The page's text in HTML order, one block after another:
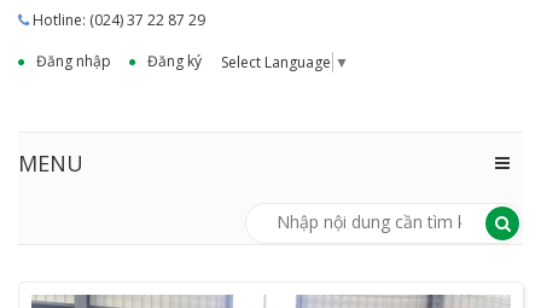
Hotline: (024) 37 22 87 29
Đăng nhập
Đăng ký Select Language ▼
MENU